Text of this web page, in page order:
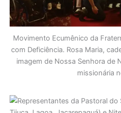
Movimento Ecumênico da
com Deficiência. Rosa Maria,
imagem de Nossa Senhora de
missionária